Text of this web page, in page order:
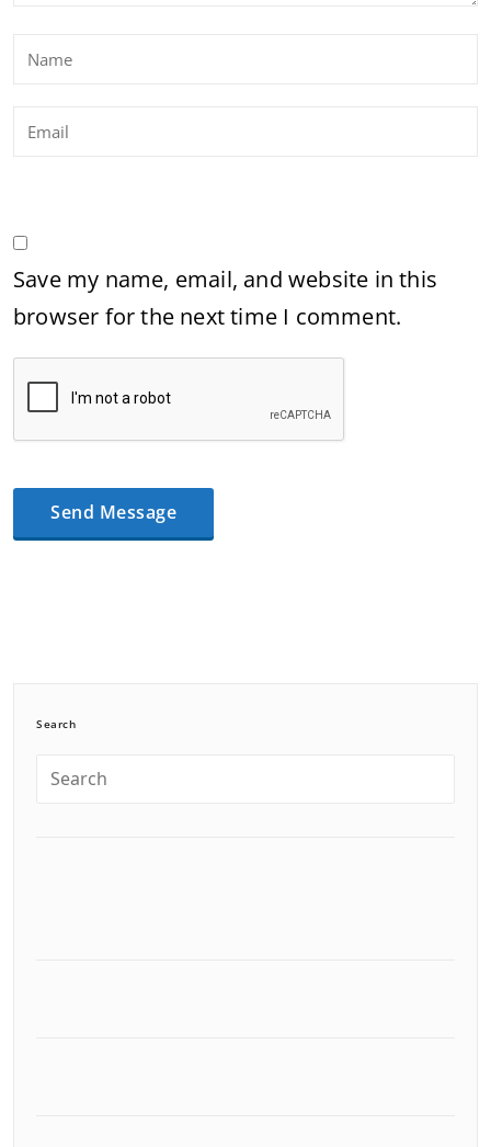
Save my name, email, and website in this
browser for the next time I comment.
Search